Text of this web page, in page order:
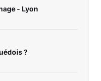
- Lyon
?